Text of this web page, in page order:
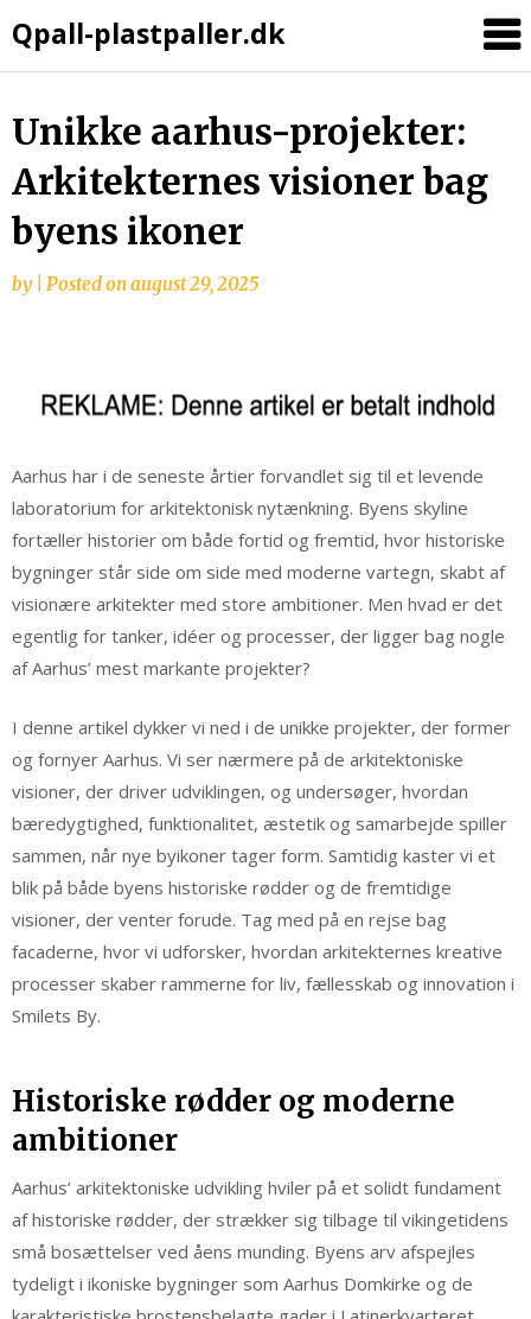
Qpall-plastpaller.dk
Unikke aarhus-projekter:
Arkitekternes visioner bag
byens ikoner
by Posted onaugust 29, 2025
Aarhus har i de seneste årtier forvandlet sig til et levende
laboratorium for arkitektonisk nytænkning. Byens skyline
fortæller historier om både fortid og fremtid, hvor historiske
bygninger står side om side med moderne vartegn, skabt af
visionære arkitekter med store ambitioner. Men hvad er det
egentlig for tanker, idéer og processer, der ligger bag nogle
af Aarhus’ mest markante projekter?
I denne artikel dykker vi ned i de unikke projekter, der former
og fornyer Aarhus. Vi ser nærmere på de arkitektoniske
visioner, der driver udviklingen, og undersøger, hvordan
bæredygtighed, funktionalitet, æstetik og samarbejde spiller
sammen, når nye byikoner tager form. Samtidig kaster vi et
blik på både byens historiske rødder og de fremtidige
visioner, der venter forude. Tag med på en rejse bag
facaderne, hvor vi udforsker, hvordan arkitekternes kreative
processer skaber rammerne for liv, fællesskab og innovation i
Smilets By.
Historiske rødder og moderne
ambitioner
Aarhus’ arkitektoniske udvikling hviler på et solidt fundament
af historiske rødder, der strækker sig tilbage til vikingetidens
små bosættelser ved åens munding. Byens arv afspejles
tydeligt i ikoniske bygninger som Aarhus Domkirke og de